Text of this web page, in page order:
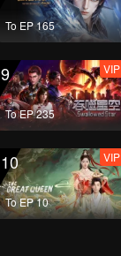
To EP 165
9
To EP 235
VIP
10
To EP 10
VIP